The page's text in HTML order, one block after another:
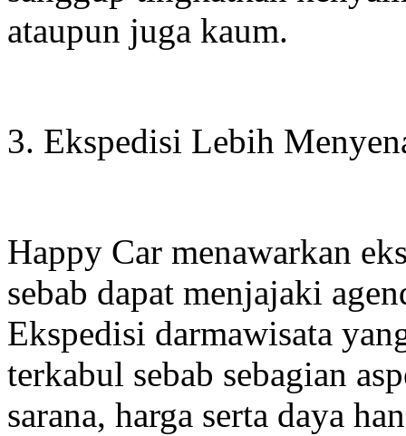
ataupun juga kaum.
3. Ekspedisi Lebih
Happy Car menawarkan
sebab dapat menjajaki
Ekspedisi darmawisata
terkabul sebab sebagian
sarana, harga serta daya